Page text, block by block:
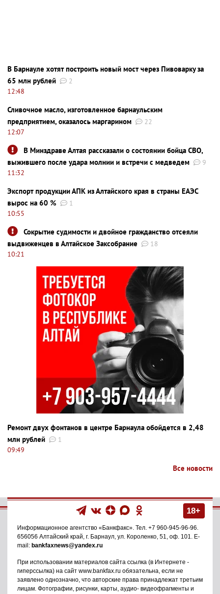
В Барнауле хотят построить новый мост через Пивоварку за
65 млн рублей
2
12:48
Сливочное масло, изготовленное барнаульским
предприятием, оказалось маргарином
22
12:07
В Минздраве Алтая рассказали о состоянии бойца СВО,
выжившего после удара молнии и встречи с медведем
9
11:32
Экспорт продукции АПК из Алтайского края в страны ЕАЭС
вырос на 60 %
1
10:55
Сокрытие судимости и двойное гражданство отсеяли
выдвиженцев в Алтайское Заксобрание
18
10:21
Ремонт двух фонтанов в центре Барнаула обойдется в 2,48
млн рублей
1
09:49
Все новости
18+
Информационное агентство «Банкфакс» . Тел. +7 960-945-96-96
656056 Алтайский край, г. Барнаул ул. Короленко, 51, оф. 101
. E-
mail: bankfaxnews@yandex.ru
При использовании материалов сайта ссылка (в Интернете -
гиперссылка) на сайт www.bankfax.ru обязательна, если не
заявлено однозначно, что авторские права принадлежат третьим
лицам. Фотографии, рисунки, карты, аудио- видеофрагменты и